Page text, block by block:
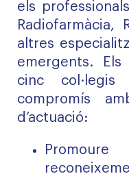
els
Radiofarmàcia,
altres
emergents.
cinc
compromís
d’actuació: